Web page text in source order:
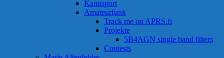
Kanusport
Amateurfunk
Track me on APRS.fi
Projekte
5B4AGN single band filters
Contests